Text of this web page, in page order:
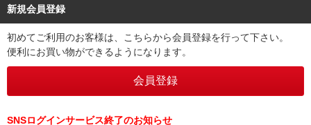
新規会員登録
初めてご利用のお客様は、こちらから会員登録を行って下さい。
便利にお買い物ができるようになります。
SNSログインサービス終了のお知らせ